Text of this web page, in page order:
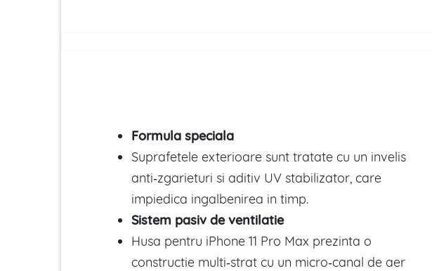
Formula speciala
Suprafetele exterioare sunt tratate cu un invelis
anti‑zgarieturi si aditiv UV stabilizator, care
impiedica ingalbenirea in timp.
Sistem pasiv de ventilatie
Husa pentru iPhone 11 Pro Max prezinta o
constructie multi‑strat cu un micro‑canal de aer